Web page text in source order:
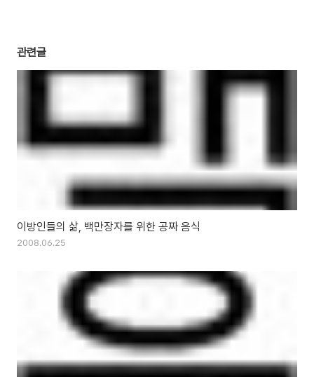
관련글
이방인들의 삶, 백만장자를 위한 공짜 음식
2008.06.25